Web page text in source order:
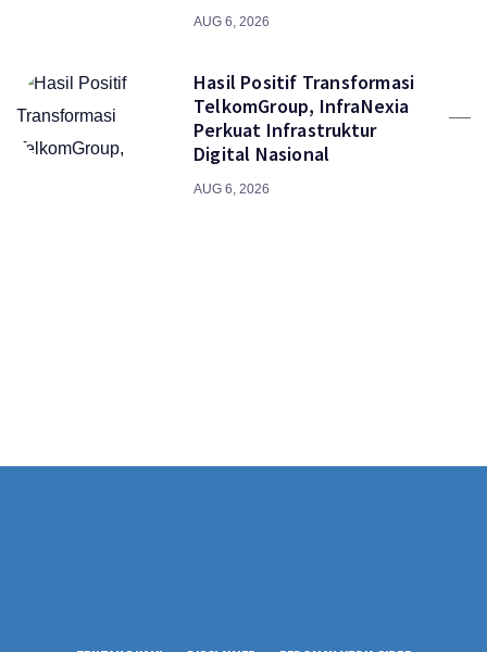
AUG 6, 2026
Hasil Positif Transformasi
TelkomGroup, InfraNexia
Perkuat Infrastruktur
Digital Nasional
AUG 6, 2026